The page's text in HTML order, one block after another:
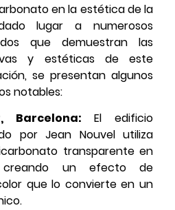
en la estética de la
lugar a numerosos
que demuestran las
y estéticas de este
se presentan algunos
notables:
Barcelona: El edificio
por Jean Nouvel utiliza
transparente en
un efecto de
que lo convierte en un